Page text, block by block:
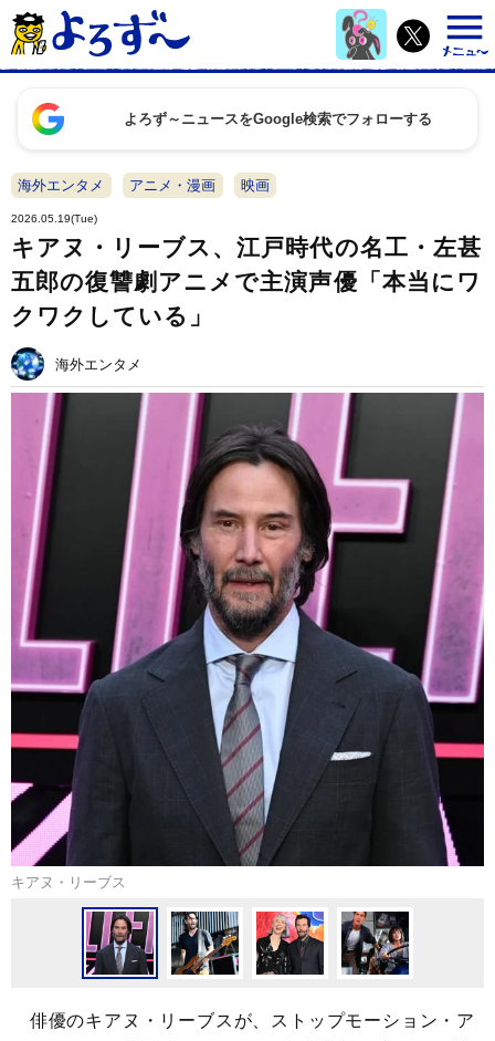
よろず～ニュースをGoogle検索でフォローする
海外エンタメ アニメ・漫画 映画
2026.05.19(Tue)
キアヌ・リーブス、江戸時代の名工・左甚
五郎の復讐劇アニメで主演声優「本当にワ
クワクしている」
海外エンタメ
キアヌ・リーブス
俳優のキアヌ・リーブスが、ストップモーション・ア